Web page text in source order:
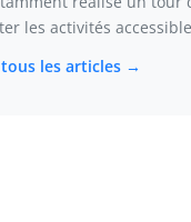
les activités
les articles →